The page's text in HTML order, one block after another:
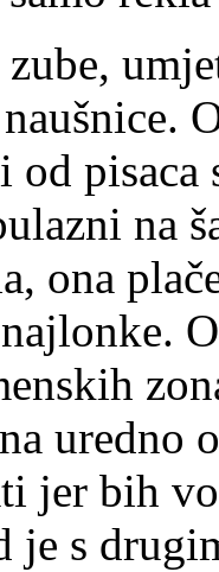
od
na
ona
uredno
jer bih
je s